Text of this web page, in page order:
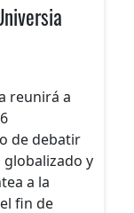
reunirá a
de debatir
y
a la
fin de